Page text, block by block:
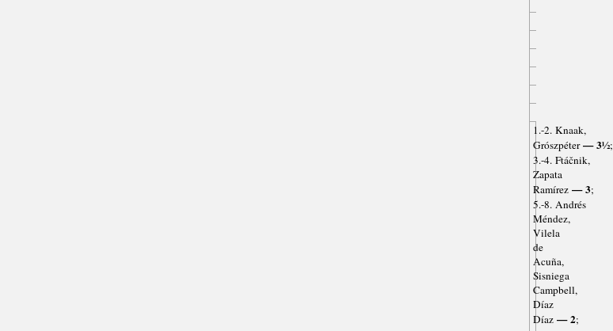
1.-2. Knaak,
Grószpéter— 3½;
3.-4. Ftáčnik,
Zapata
Ramírez— 3;
5.-8. Andrés
Méndez,
Vilela
de
Acuña,
Sisniega
Campbell,
Díaz
Díaz— 2;